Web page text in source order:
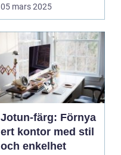
05 mars 2025
Jotun-färg: Förnya
ert kontor med stil
och enkelhet